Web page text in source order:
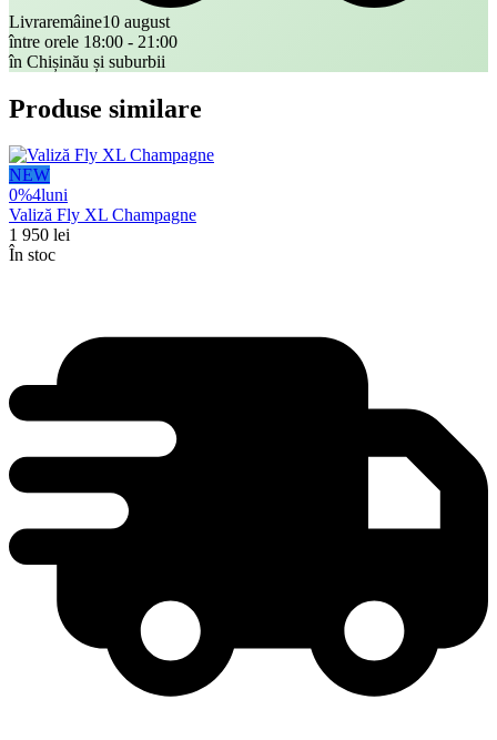
Livraremâine10 august
între orele 18:00 - 21:00
în Chișinău și suburbii
Produse similare
NEW
0%4luni
Valiză Fly XL Champagne
1 950 lei
În stoc